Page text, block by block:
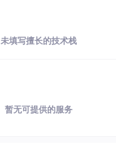
未填写擅长的技术栈
暂无可提供的服务